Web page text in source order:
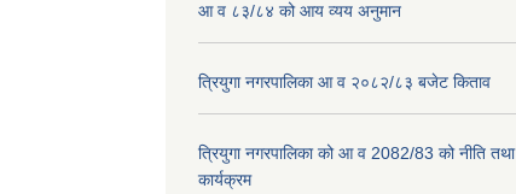
आ व ८३/८४ को आय व्यय अनुमान
त्रियुगा नगरपालिका आ व २०८२/८३ बजेट किताव
त्रियुगा नगरपालिका को आ व 2082/83 को नीति तथा
कार्यक्रम